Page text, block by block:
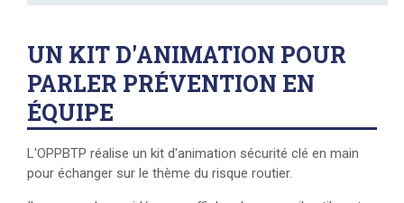
UN KIT D'ANIMATION POUR
PARLER PRÉVENTION EN
ÉQUIPE
L'OPPBTP réalise un kit d'animation sécurité clé en main
pour échanger sur le thème du risque routier.